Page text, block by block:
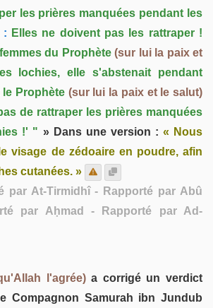
les prières manquées pendant les
: Elles ne doivent pas les rattraper !
du Prophète (sur lui la paix et
lochies, elle s'abstenait pendant
Prophète (sur lui la paix et le salut)
de rattraper les prières manquées
!' " » Dans une version : « Nous
visage de zédoaire en poudre, afin
cutanées. »
par At-Tirmidhî - Rapporté par Abû
par Aḥmad - Rapporté par Ad-
l'agrée)a corrigé un verdict
Compagnon Samurah ibn Jundub